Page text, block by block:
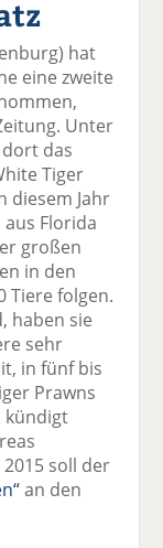
el
a
uf
F
ac
e
b
o
o
k
te
il
e
n
el
t
wi
tt
er
n
uf
Li
n
k
e
di
n
te
il
e
n
er
E
m
ai
v
er
se
n
d
e
n
ru
ck
n
hat
eine zweite
Unter
das
Tiger
diesem Jahr
Florida
großen
in den
Tiere folgen.
haben sie
sehr
in fünf bis
Prawns
kündigt
2015 soll der
an den